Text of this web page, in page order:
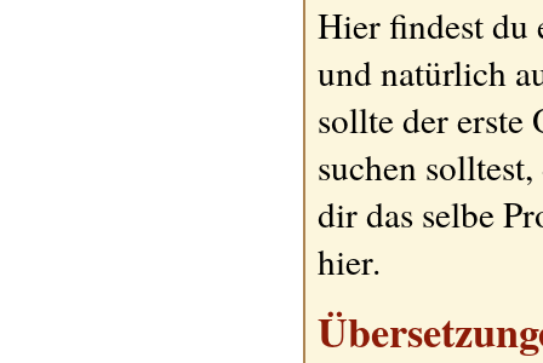
Hier findest du
und natürlich
sollte der erste
suchen
dir das selbe
hier.